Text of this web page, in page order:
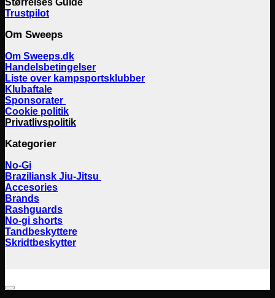
Trustpilot
Om Sweeps
Om Sweeps.dk
Handelsbetingelser
Liste over kampsportsklubber
Klubaftale
Sponsorater
Cookie politik
Privatlivspolitik
Kategorier
No-Gi
Braziliansk Jiu-Jitsu
Accesories
Brands
Rashguards
No-gi shorts
Tandbeskyttere
Skridtbeskytter